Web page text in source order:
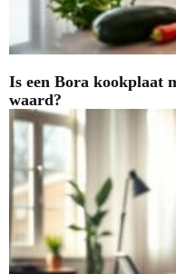
Is een Bora kookplaat
waard?